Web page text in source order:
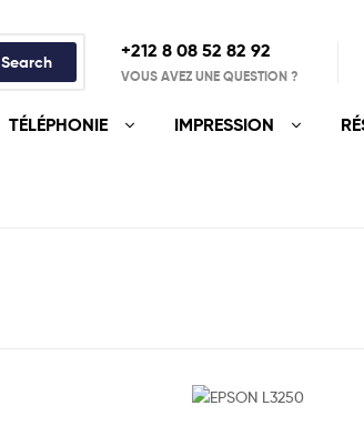
Search
+212 8 08 52 82 92‬
VOUS AVEZ UNE QUESTION ?
TÉLÉPHONIE IMPRESSION